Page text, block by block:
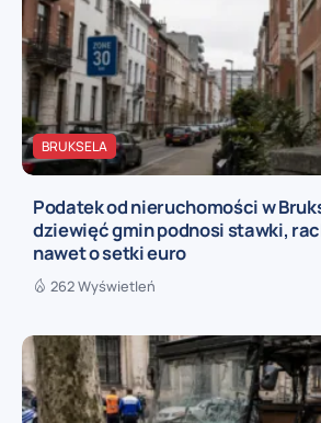
BRUKSELA
Podatek od nieruchomości w
dziewięć gmin podnosi stawki,
nawet o setki euro
262 Wyświetleń